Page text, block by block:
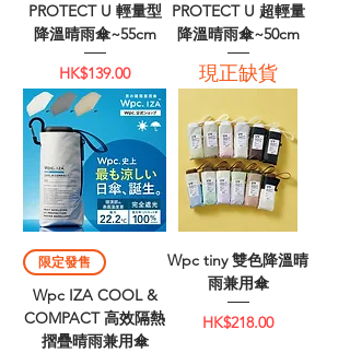
PROTECT U 輕量型
降溫晴雨傘~55cm
價格
HK$139.00
PROTECT U 超輕量
降溫晴雨傘~50cm
現正缺貨
限定發售
Wpc IZA COOL &
COMPACT 高效隔熱
摺疊晴雨兼用傘
Wpc tiny 雙色降溫晴
雨兼用傘
價格
HK$218.00